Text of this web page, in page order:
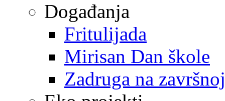
Događanja
Fritulijada
Mirisan Dan škole
Zadruga na